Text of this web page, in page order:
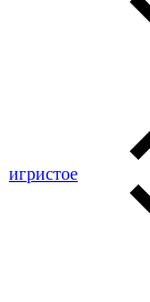
игристое